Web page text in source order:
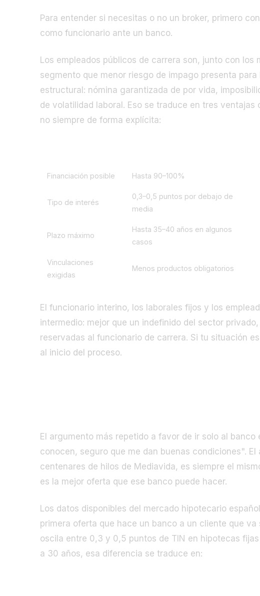
Para entender si necesitas o no un broker, primero
como funcionario ante un banco.
Los empleados públicos de carrera son, junto con los
segmento que menor riesgo de impago presenta
estructural: nómina garantizada de por vida,
de volatilidad laboral. Eso se traduce en tres
no siempre de forma explícita:
Financiación posible Hasta 90–100%
Tipo de interés
0,3–0,5 puntos por debajo de
media
Plazo máximo
Hasta 35–40 años en algunos
casos
Vinculaciones
exigidas
Menos productos obligatorios
El funcionario interino, los laborales fijos y los
intermedio: mejor que un indefinido del sector
reservadas al funcionario de carrera. Si tu situación
al inicio del proceso.
El argumento más repetido a favor de ir solo al
conocen, seguro que me dan buenas condiciones".
centenares de hilos de Mediavida, es siempre el
es la mejor oferta que ese banco puede hacer.
Los datos disponibles del mercado hipotecario
primera oferta que hace un banco a un cliente que
oscila entre 0,3 y 0,5 puntos de TIN en hipotecas
a 30 años, esa diferencia se traduce en: